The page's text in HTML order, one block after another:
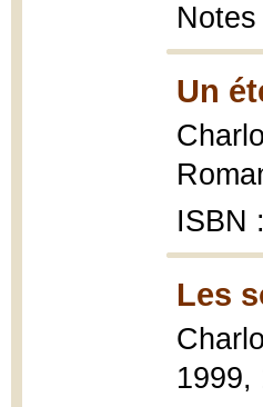
Un
ISBN
Les
1999,